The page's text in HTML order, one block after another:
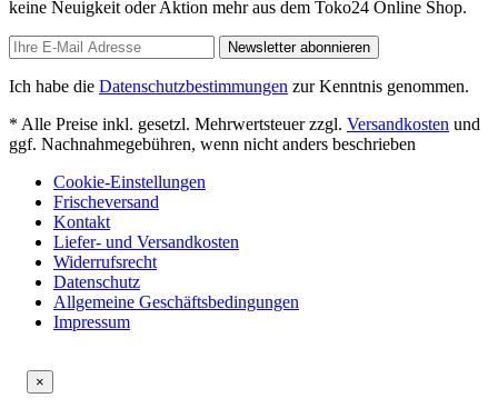
keine Neuigkeit oder Aktion mehr aus dem Toko24 Online Shop.
Newsletter abonnieren
Ich habe die Datenschutzbestimmungen zur Kenntnis genommen.
* Alle Preise inkl. gesetzl. Mehrwertsteuer zzgl. Versandkosten und
ggf. Nachnahmegebühren, wenn nicht anders beschrieben
Cookie-Einstellungen
Frischeversand
Kontakt
Liefer- und Versandkosten
Widerrufsrecht
Datenschutz
Allgemeine Geschäftsbedingungen
Impressum
×